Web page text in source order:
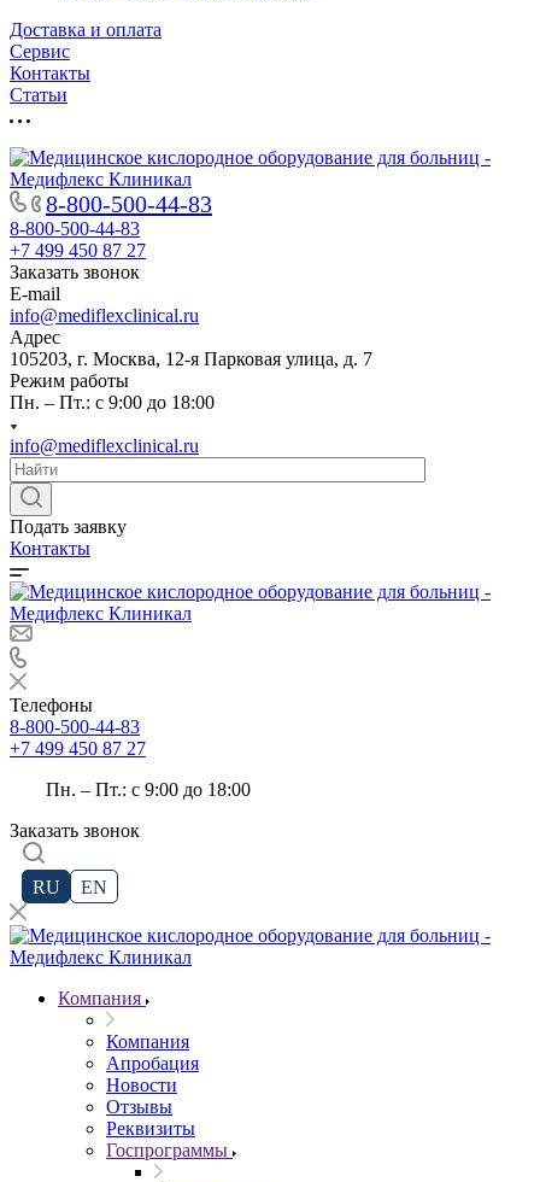
Доставка и оплата
Cервис
Контакты
Статьи
8-800-500-44-83
8-800-500-44-83
+7 499 450 87 27
Заказать звонок
E-mail
info@mediflexclinical.ru
Адрес
105203, г. Москва, 12-я Парковая улица, д. 7
Режим работы
Пн. – Пт.: с 9:00 до 18:00
info@mediflexclinical.ru
Подать заявку
Контакты
Телефоны
8-800-500-44-83
+7 499 450 87 27
Пн. – Пт.: с 9:00 до 18:00
Заказать звонок
RU EN
Компания
Компания
Апробация
Новости
Отзывы
Реквизиты
Госпрограммы